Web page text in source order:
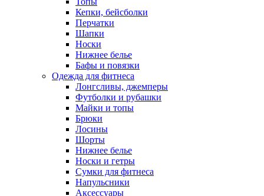
Кепки, бейсболки
Перчатки
Шапки
Носки
Нижнее белье
Бафы и повязки
Одежда для фитнеса
Лонгсливы, джемперы
Футболки и рубашки
Майки и топы
Брюки
Лосины
Шорты
Нижнее белье
Носки и гетры
Сумки для фитнеса
Напульсники
Аксессуары